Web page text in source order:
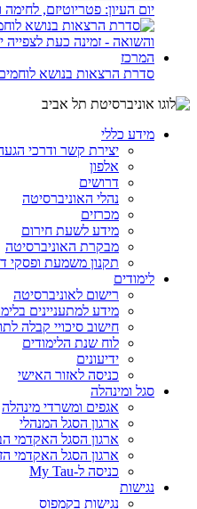
יום העיון: פטריוטיזם, לחימה
סדרת הרצאות בנושא
מידע כללי
יצירת קשר ודרכי
אלפון
דרושים
נהלי האוניברסיטה
מכרזים
מידע לשעת חירום
מבקרת האוניברסיטה
תקנון משמעת ופסקי
לימודים
רישום לאוניברסיטה
מידע למתעניינים
חישוב סיכויי קבלה
לוח שנת הלימודים
ידיעונים
כניסה לאזור האישי
סגל ומינהלה
אגפים ומשרדי מינהלה
ארגון הסגל המנהלי
ארגון הסגל האקדמי
ארגון הסגל האקדמי
כניסה ל-My Tau
נגישות
נגישות בקמפוס